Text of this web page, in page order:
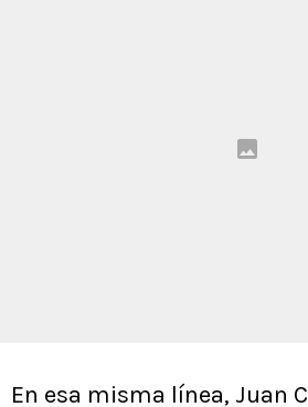
En esa misma línea, Juan